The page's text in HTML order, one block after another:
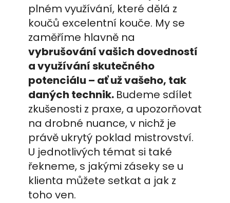
plném využívání, které dělá z
koučů excelentní kouče. My se
zaměříme hlavně na
vybrušování vašich dovedností
a využívání skutečného
potenciálu – ať už vašeho, tak
daných technik. Budeme sdílet
zkušenosti z praxe, a upozorňovat
na drobné nuance, v nichž je
právě ukrytý poklad mistrovství.
U jednotlivých témat si také
řekneme, s jakými záseky se u
klienta můžete setkat a jak z
toho ven.